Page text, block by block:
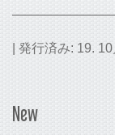
| 発行済み: 19.
New